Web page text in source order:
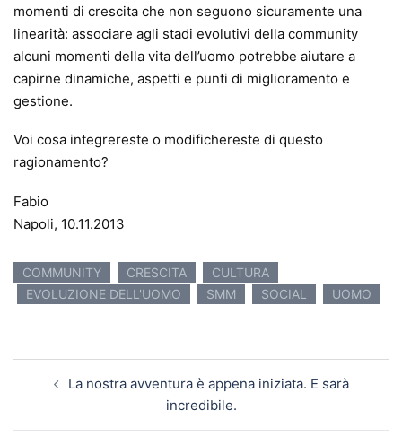
momenti di crescita che non seguono sicuramente una
linearità: associare agli stadi evolutivi della community
alcuni momenti della vita dell’uomo potrebbe aiutare a
capirne dinamiche, aspetti e punti di miglioramento e
gestione.
Voi cosa integrereste o modifichereste di questo
ragionamento?
Fabio
Napoli, 10.11.2013
COMMUNITY CRESCITA
CULTURA
EVOLUZIONE DELL'UOMO
SMM SOCIAL UOMO
La nostra avventura è appena iniziata. E sarà
incredibile.